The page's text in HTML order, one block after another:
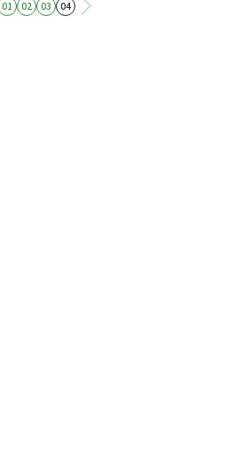
20公分，可以在淡水和海水中生
01 02 03 04